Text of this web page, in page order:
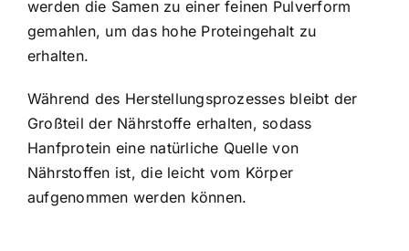
werden die Samen zu einer feinen Pulverform
gemahlen, um das hohe Proteingehalt zu
erhalten.
Während des Herstellungsprozesses bleibt der
Großteil der Nährstoffe erhalten, sodass
Hanfprotein eine natürliche Quelle von
Nährstoffen ist, die leicht vom Körper
aufgenommen werden können.